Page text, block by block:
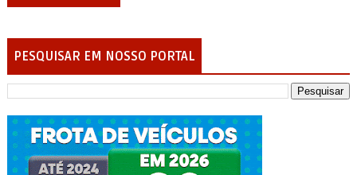
PESQUISAR EM NOSSO PORTAL